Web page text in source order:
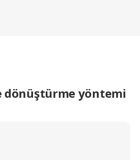
dönüştürme yöntemi